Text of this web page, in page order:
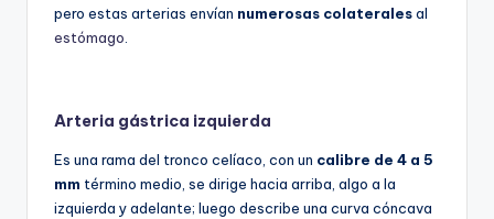
pero estas arterias envían numerosas colateralesal
estómago
Arteria gástrica izquierda
Es una rama del tronco celíaco, con un calibre de 4 a 5
mm término medio, se dirige hacia arriba, algo a la
izquierda y adelante; luego describe una curva cóncava